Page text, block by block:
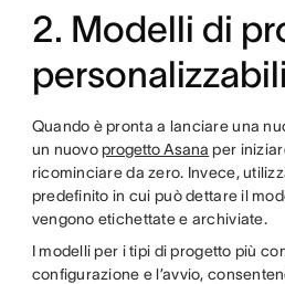
2. Modelli di
personalizzabili
Quando è pronta a lanciare una
un nuovo progetto Asana per
ricominciare da zero. Invece,
predefinito in cui può dettare il
vengono etichettate e archiviate.
I modelli per i tipi di progetto più
configurazione e l’avvio,